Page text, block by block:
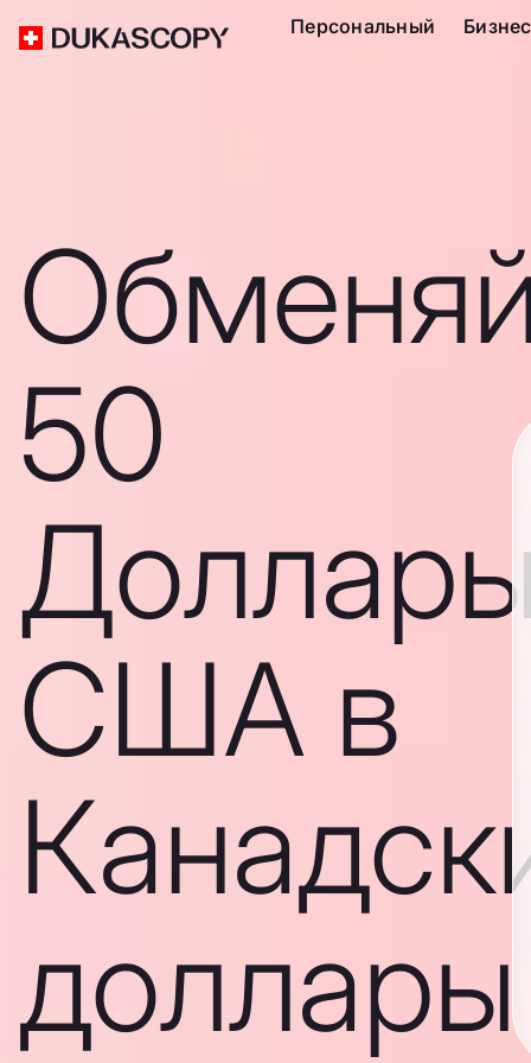
Персональный Бизнес
50
США в
доллары